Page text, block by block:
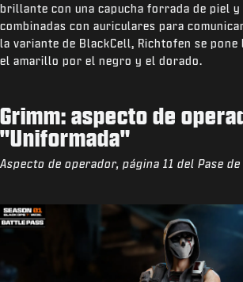
brillante con una capucha forrada de piel y
combinadas con auriculares para
la variante de BlackCell, Richtofen se pone
el amarillo por el negro y el dorado.
Grimm: aspecto de
"Uniformada"
Aspecto de operador, página 11 del Pase